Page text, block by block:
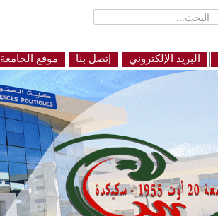
البريد الإلكتروني إتصل بنا موقع الجامعة